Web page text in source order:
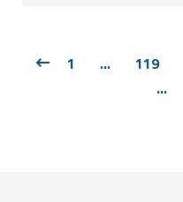
1 … 119
…